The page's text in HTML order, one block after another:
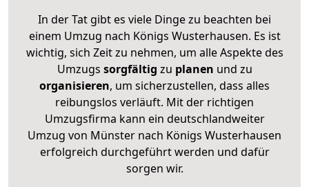
In der Tat gibt es viele Dinge zu beachten bei
einem Umzug nach Königs Wusterhausen. Es ist
wichtig, sich Zeit zu nehmen, um alle Aspekte des
Umzugs sorgfältig zu planen und zu
organisieren, um sicherzustellen, dass alles
reibungslos verläuft. Mit der richtigen
Umzugsfirma kann ein deutschlandweiter
Umzug von Münster nach Königs Wusterhausen
erfolgreich durchgeführt werden und dafür
sorgen wir.